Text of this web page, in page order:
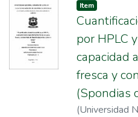
Item
por HPLC
capacidad
fresca y
(Spondias
(Universidad